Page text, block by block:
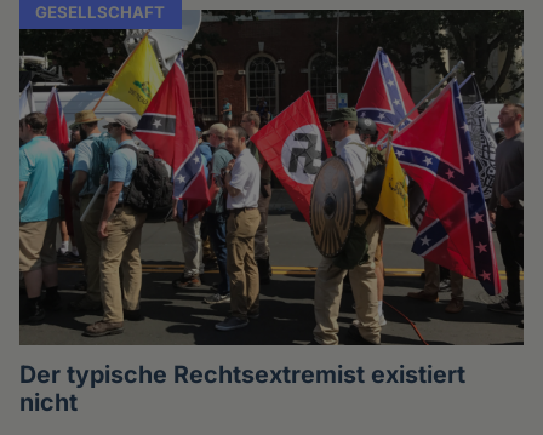
GESELLSCHAFT
Der typische Rechtsextremist existiert
nicht